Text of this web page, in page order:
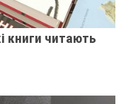
книги читають